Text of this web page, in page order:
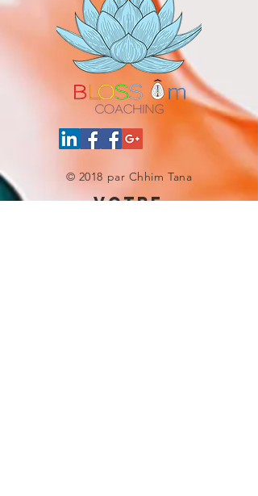
© 2018 par Chhim Tana
votre